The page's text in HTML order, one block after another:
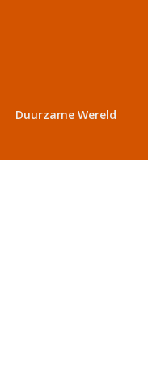
Duurzame Wereld